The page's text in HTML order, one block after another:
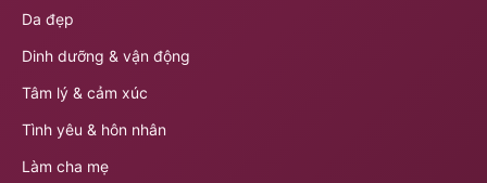
Da đẹp
Dinh dưỡng & vận động
Tâm lý & cảm xúc
Tình yêu & hôn nhân
Làm cha mẹ